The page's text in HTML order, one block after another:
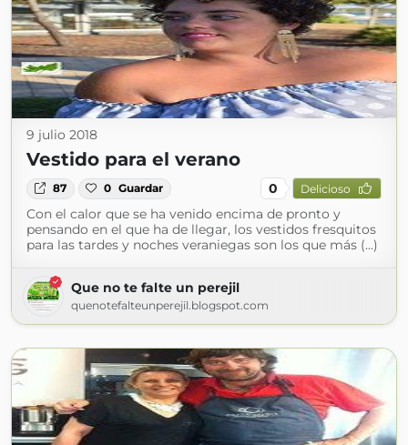
9 julio 2018
Vestido para el verano
87 0 Guardar 0 Delicioso
Con el calor que se ha venido encima de pronto y
pensando en el que ha de llegar, los vestidos fresquitos
para las tardes y noches veraniegas son los que más (...)
Que no te falte un perejil
quenotefalteunperejil.blogspot.com